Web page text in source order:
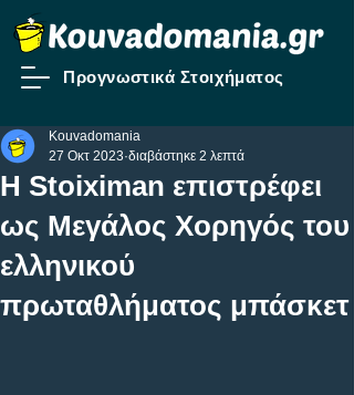
Προγνωστικά Στοιχήματος
Η Stoiximan επιστρέφει
ως Μεγάλος Χορηγός του
ελληνικού
πρωταθλήματος μπάσκετ
Kouvadomania
27 Οκτ 2023 διαβάστηκε 2 λεπτά